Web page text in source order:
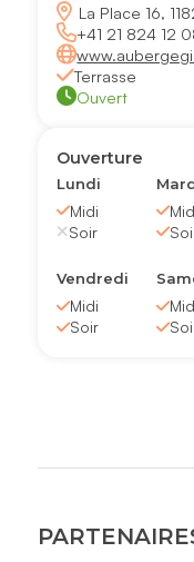
La Place 16,
+41 21 824 12
Terrasse
Ouvert
Ouverture
Lundi
Midi
Soir
Vendredi
Midi
Soir